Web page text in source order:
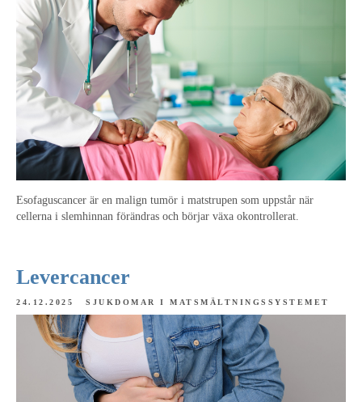
Esofaguscancer är en malign tumör i matstrupen som uppstår när
cellerna i slemhinnan förändras och börjar växa okontrollerat.
Levercancer
24.12.2025 SJUKDOMAR I MATSMÄLTNINGSSYSTEMET